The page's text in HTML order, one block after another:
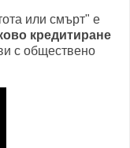
или смърт" е
кредитиране
с обществено